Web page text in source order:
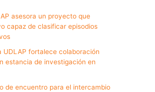
asesora un proyecto que
capaz de clasificar episodios
UDLAP fortalece colaboración
estancia de investigación en
de encuentro para el intercambio